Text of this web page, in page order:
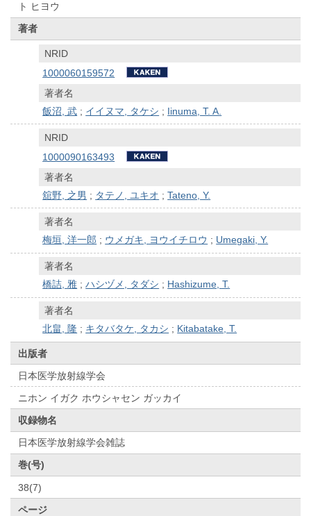
ト ヒヨウ
著者
NRID
1000060159572
著者名
飯沼, 武 ; イイヌマ, タケシ ; Iinuma, T. A.
NRID
1000090163493
著者名
舘野, 之男 ; タテノ, ユキオ ;Tateno, Y.
著者名
梅垣, 洋一郎 ; ウメガキ, ヨウイチロウ ; Umegaki, Y.
著者名
橋詰, 雅 ;ハシヅメ, タダシ ; Hashizume, T.
著者名
北畠, 隆 ; キタバタケ, タカシ ; Kitabatake, T.
出版者
日本医学放射線学会
ニホン イガク ホウシャセン ガッカイ
収録物名
日本医学放射線学会雑誌
巻(号)
38(7)
ページ